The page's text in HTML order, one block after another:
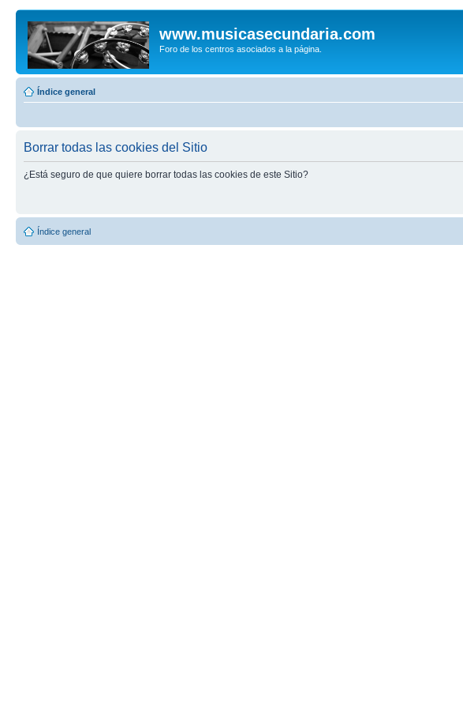
www.musicasecundaria.com
Foro de los centros asociados a la página.
Índice general
Borrar todas las cookies del Sitio
¿Está seguro de que quiere borrar todas las cookies de este Sitio?
Índice general